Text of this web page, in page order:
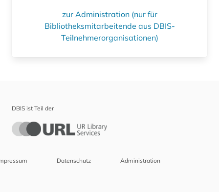
zur Administration (nur für
Bibliotheksmitarbeitende aus DBIS-
Teilnehmerorganisationen)
DBIS ist Teil der
Datenschutz Administration